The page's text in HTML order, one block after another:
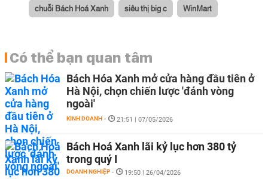
chuỗi Bách Hoá Xanh siêu thị big c WinMart
Có thể bạn quan tâm
Bách Hóa Xanh mở cửa hàng đầu tiên ở
Hà Nội, chọn chiến lược 'đánh vòng
ngoài'
KINH DOANH - 21:51 | 07/05/2026
Bách Hoá Xanh lãi kỷ lục hơn 380 tỷ
trong quý I
DOANH NGHIỆP - 19:50 | 26/04/2026